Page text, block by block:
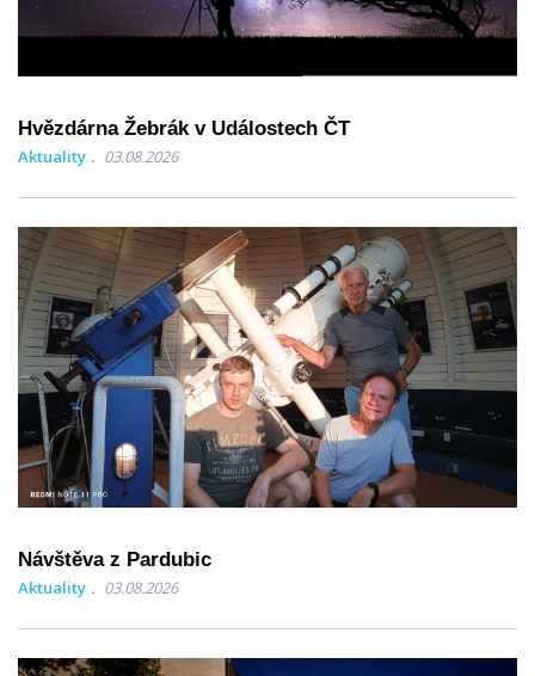
Hvězdárna Žebrák v Událostech ČT
Aktuality 03.08.2026
Návštěva z Pardubic
Aktuality 03.08.2026